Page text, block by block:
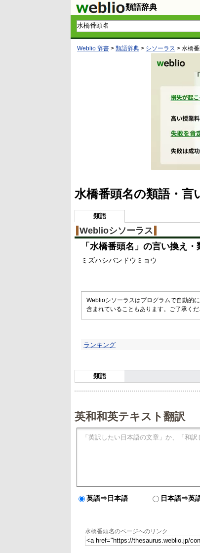
類語辞典
Weblio 辞書 > 類語辞典 > シソーラス > 水橋番
水橋番頭名の類語・言
類語
Weblioシソーラス
「 水橋番頭名 」の言い換え・
ミズハシバンドウミョウ
Weblioシソーラスはプログラムで自動的
含まれていることもあります。ご了承くだ
ランキング
類語
英和和英テキスト翻訳
英語⇒日本語 日本語⇒英
水橋番頭名のページへのリンク